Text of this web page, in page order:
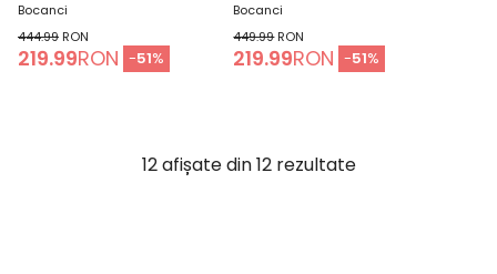
Bocanci
444.99 RON
219.99RON -51%
Bocanci
449.99RON
219.99RON -51%
12afișate din12rezultate